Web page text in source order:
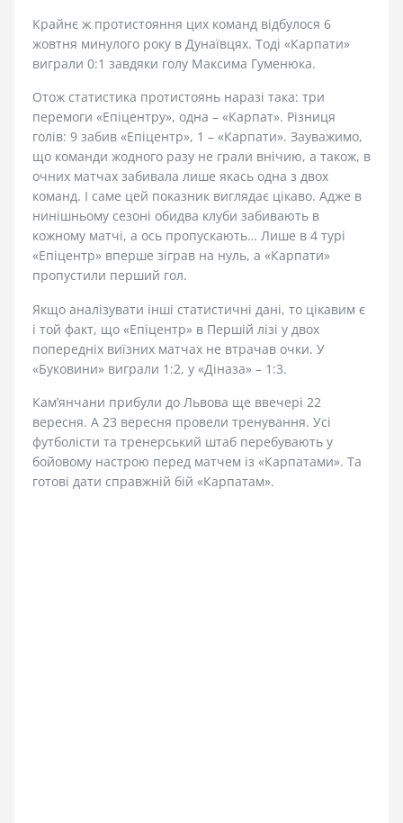
Крайнє ж протистояння цих команд відбулося 6
жовтня минулого року в Дунаївцях. Тоді «Карпати»
виграли 0:1 завдяки голу Максима Гуменюка.
Отож статистика протистоянь наразі така: три
перемоги «Епіцентру», одна – «Карпат». Різниця
голів: 9 забив «Епіцентр», 1 – «Карпати». Зауважимо,
що команди жодного разу не грали внічию, а також, в
очних матчах забивала лише якась одна з двох
команд. І саме цей показник виглядає цікаво. Адже в
нинішньому сезоні обидва клуби забивають в
кожному матчі, а ось пропускають… Лише в 4 турі
«Епіцентр» вперше зіграв на нуль, а «Карпати»
пропустили перший гол.
Якщо аналізувати інші статистичні дані, то цікавим є
і той факт, що «Епіцентр» в Першій лізі у двох
попередніх виїзних матчах не втрачав очки. У
«Буковини» виграли 1:2, у «Діназа» – 1:3.
Кам’янчани прибули до Львова ще ввечері 22
вересня. А 23 вересня провели тренування. Усі
футболісти та тренерський штаб перебувають у
бойовому настрою перед матчем із «Карпатами». Та
готові дати справжній бій «Карпатам».